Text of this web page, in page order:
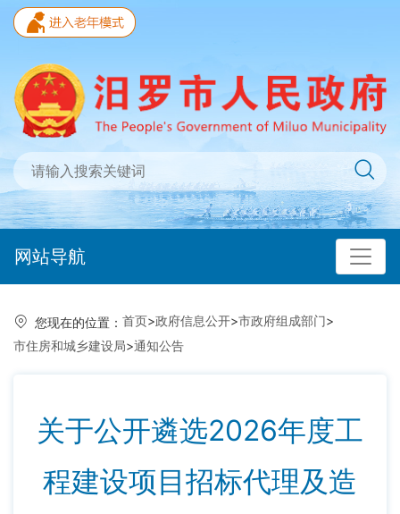
网站导航
您现在的位置： 首页>政府信息公开>市政府组成部门>
市住房和城乡建设局>通知公告
关于公开遴选2026年度工
程建设项目招标代理及造